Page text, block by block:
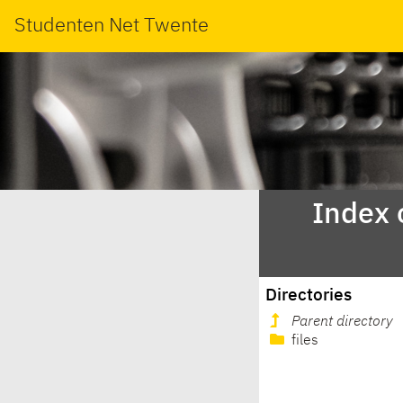
Studenten Net Twente
Index
Directories
Parent directory
files